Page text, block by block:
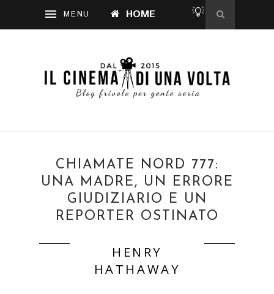
HOME 💡
CHIAMATE NORD 777:
UNA MADRE, UN ERRORE
GIUDIZIARIO E UN
REPORTER OSTINATO
HENRY
HATHAWAY